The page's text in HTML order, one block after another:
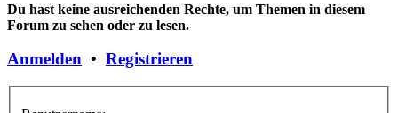
Du hast keine ausreichenden Rechte, um Themen in diesem
Forum zu sehen oder zu lesen.
Anmelden • Registrieren